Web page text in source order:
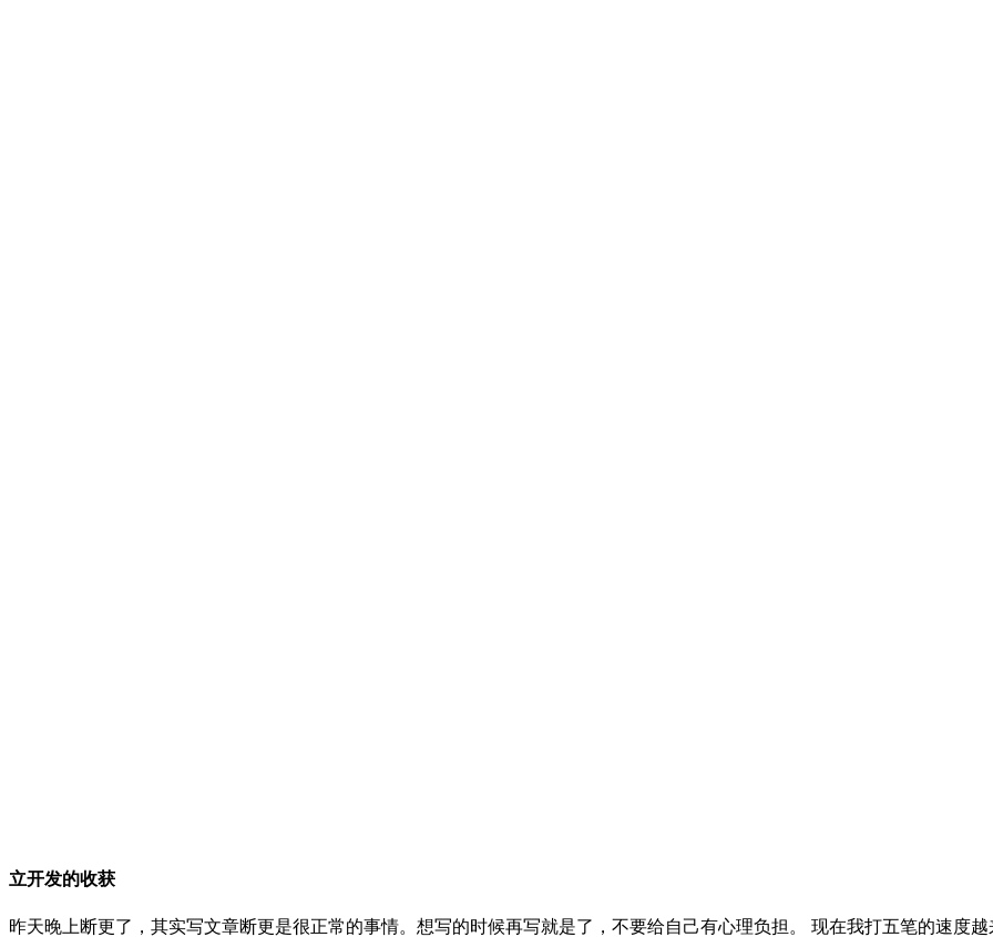
立开发的收获
昨天晚上断更了，其实写文章断更是很正常的事情。想写的时候再写就是了，不要给自己有心理负担。 现在我打五笔的速度